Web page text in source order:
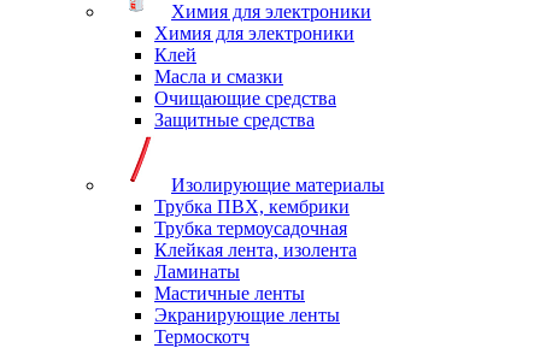
Химия для электроники
Химия для электроники
Клей
Масла и смазки
Очищающие средства
Защитные средства
Изолирующие материалы
Трубка ПВХ, кембрики
Трубка термоусадочная
Клейкая лента, изолента
Ламинаты
Мастичные ленты
Экранирующие ленты
Термоскотч